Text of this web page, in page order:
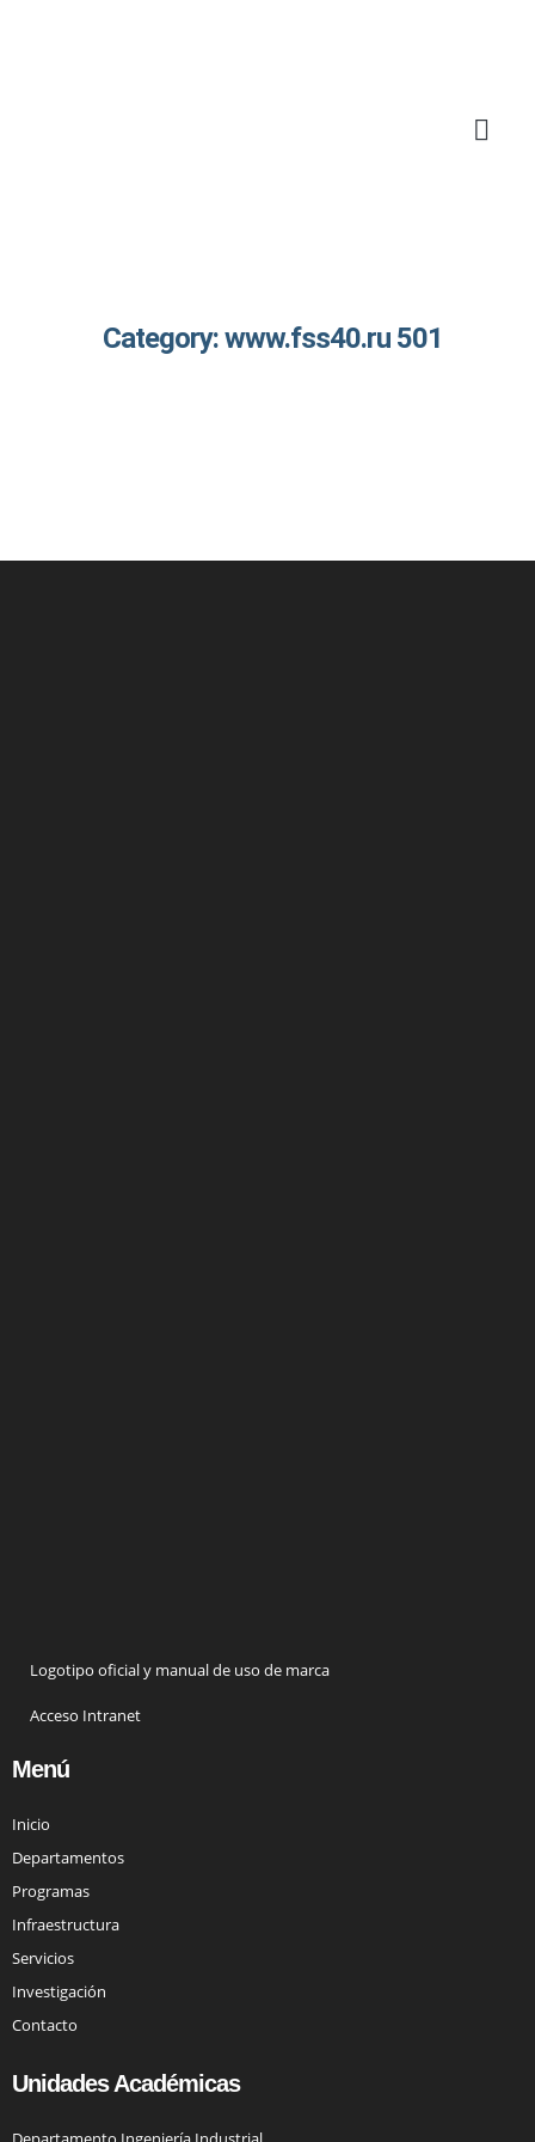
Category: www.fss40.ru 501
Logotipo oficial y manual de uso de marca
Acceso Intranet
Menú
Inicio
Departamentos
Programas
Infraestructura
Servicios
Investigación
Contacto
Unidades Académicas